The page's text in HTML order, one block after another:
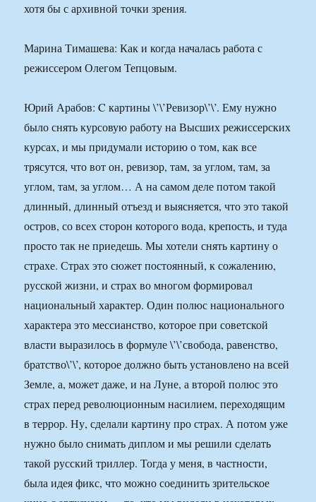
хотя бы с архивной точки зрения.
Марина Тимашева: Как и когда началась работа с
режиссером Олегом Тепцовым.
Юрий Арабов: C картины \’\’Ревизор\’\’. Ему нужно
было снять курсовую работу на Высших режиссерских
курсах, и мы придумали историю о том, как все
трясутся, что вот он, ревизор, там, за углом, там, за
углом, там, за углом… А на самом деле потом такой
длинный, длинный отъезд и выясняется, что это такой
остров, со всех сторон которого вода, крепость, и туда
просто так не приедешь. Мы хотели снять картину о
страхе. Страх это сюжет постоянный, к сожалению,
русской жизни, и страх во многом формировал
национальный характер. Один полюс национального
характера это мессианство, которое при советской
власти выразилось в формуле \’\’свобода, равенство,
братство\’\’, которое должно быть установлено на всей
Земле, а, может даже, и на Луне, а второй полюс это
страх перед революционным насилием, переходящим
в террор. Ну, сделали картину про страх. А потом уже
нужно было снимать диплом и мы решили сделать
такой русский триллер. Тогда у меня, в частности,
была идея фикс, что можно соединить зрительское